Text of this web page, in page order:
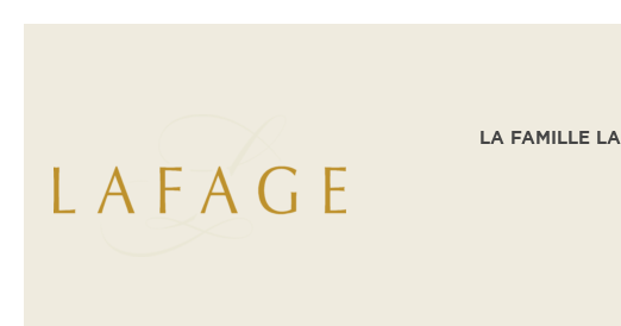
LA FAMILLE